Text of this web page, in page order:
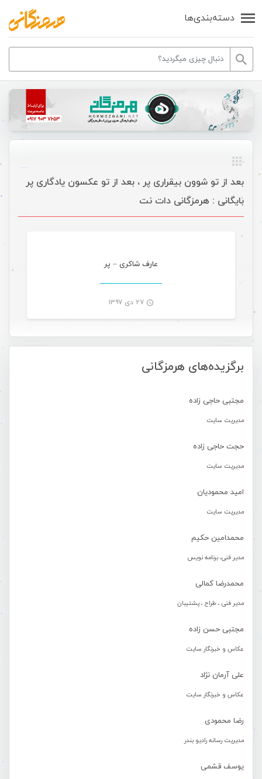
دسته‌بندی‌ها
برگزیده‌های هرمزگانی
مجتبی حاجی زاده
مدیریت سایت
حجت حاجی زاده
مدیریت سایت
امید محمودیان
مدیریت سایت
محمدامین حکیم
مدیر فنی، برنامه نویس
محمدرضا کمالی
مدیر فنی ، طراح ، پشتیبان
مجتبی حسن زاده
عکاس و خبرنگار سایت
علی آرمان نژاد
عکاس و خبرنگار سایت
رضا محمودی
مدیریت رسانه رادیو بندر
یوسف قشمی
بعد از تو شوون بیقراری پر ، بعد از تو عکسون یادگاری پر
بایگانی : هرمزگانی دات نت
عارف شاکری – پر
۲۷ دی ۱۳۹۷